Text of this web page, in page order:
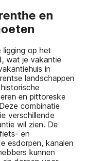
en
op het
wat je vakantie
in
landschappen
en pittoreske
combinatie
verschillende
wil zien. De
en
esdorpen, kanalen
kunnen